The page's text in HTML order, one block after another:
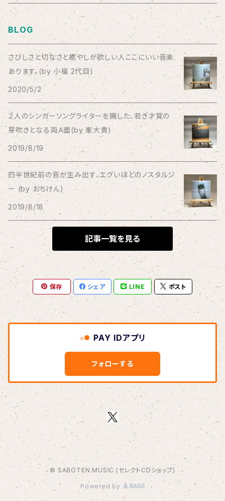
Aysula
Bad Operation
Bagus!
BBBBBBB
The BEG
The Beths
THE BLACK SHANSONS
BLONDnewHALF
Blondy
BOAR HUNTER
bud&harbor
Bulbs Of Passion
B玉
Calme Adiction
CANDY
CHIKIMARCH
BLOG
さびしさと切なさと癒やしが欲しい人ここにいい音楽
あります。(by 小福 2代目)
2020/5/2
２人のシンガーソングライターを擁した、若き才覚の
芽吹きとなる両Ａ面(by 峯大貴)
2019/8/19
四半世紀前の音が生み出す、エグいほどのノスタルジ
ー (by おちけん)
2019/8/18
記事一覧を見る
保存 シェア LINE ポスト
PAY IDアプリ
フォローする
© SABOTEN MUSIC (セレクトCDショップ)
Powered by